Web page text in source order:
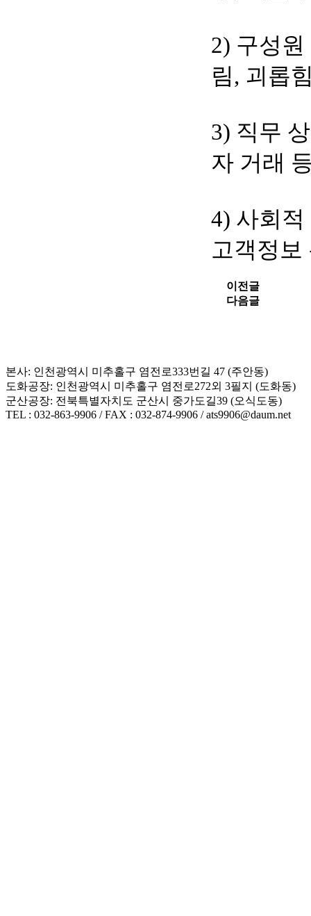
2) 구성
림, 괴롭
3) 직무
자 거래
4) 사회
고객정보
이전글
다음글
본사: 인천광역시 미추홀구 염전로333번길 47 (주안동)
도화공장: 인천광역시 미추홀구 염전로272외 3필지 (도화동)
군산공장: 전북특별자치도 군산시 중가도길39 (오식도동)
TEL : 032-863-9906 / FAX : 032-874-9906 / ats9906@daum.net